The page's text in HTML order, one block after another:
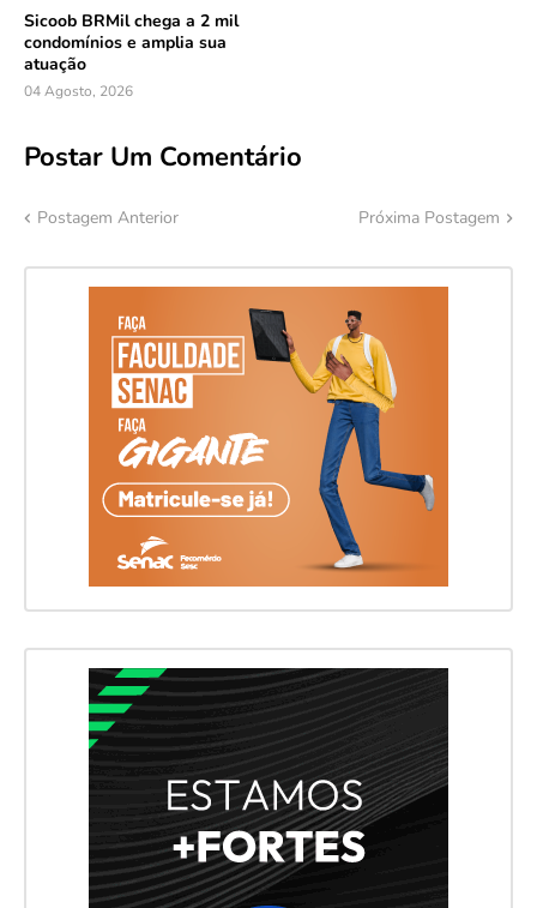
Sicoob BRMil chega a 2 mil
condomínios e amplia sua
atuação
04 Agosto, 2026
Postar Um Comentário
Postagem Anterior Próxima Postagem